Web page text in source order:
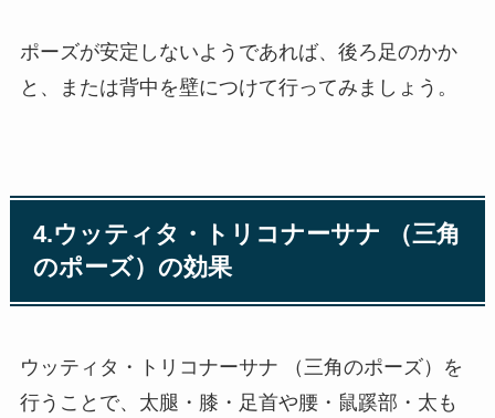
ポーズが安定しないようであれば、後ろ足のかか
と、または背中を壁につけて行ってみましょう。
4.ウッティタ・トリコナーサナ （三角
のポーズ）の効果
ウッティタ・トリコナーサナ （三角のポーズ）を
行うことで、太腿・膝・足首や腰・鼠蹊部・太も